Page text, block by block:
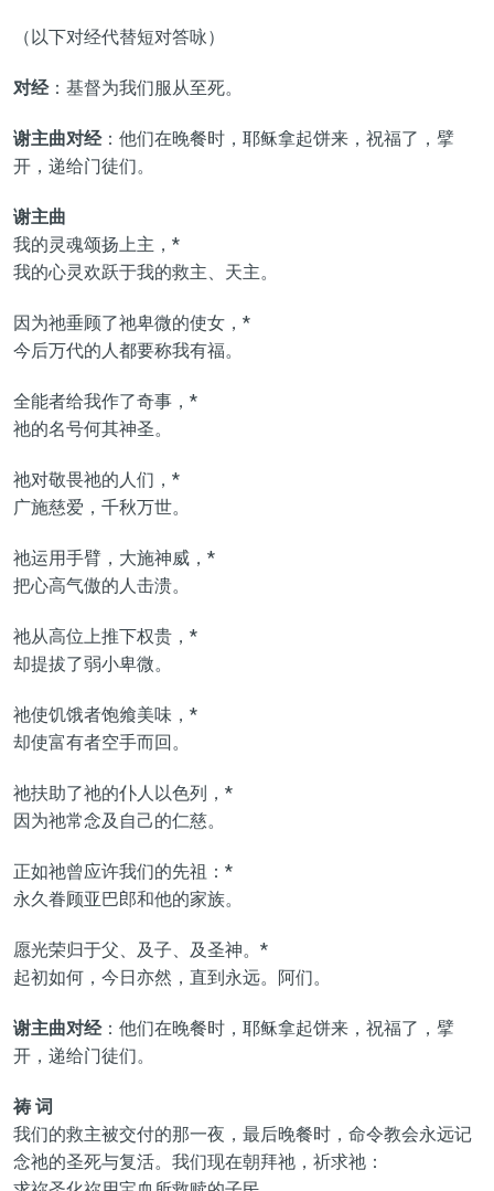
（以下对经代替短对答咏）
对经：基督为我们服从至死。
谢主曲对经：他们在晚餐时，耶稣拿起饼来，祝福了，擘
开，递给门徒们。
谢主曲
我的灵魂颂扬上主，*
我的心灵欢跃于我的救主、天主。
因为祂垂顾了祂卑微的使女，*
今后万代的人都要称我有福。
全能者给我作了奇事，*
祂的名号何其神圣。
祂对敬畏祂的人们，*
广施慈爱，千秋万世。
祂运用手臂，大施神威，*
把心高气傲的人击溃。
祂从高位上推下权贵，*
却提拔了弱小卑微。
祂使饥饿者饱飨美味，*
却使富有者空手而回。
祂扶助了祂的仆人以色列，*
因为祂常念及自己的仁慈。
正如祂曾应许我们的先祖：*
永久眷顾亚巴郎和他的家族。
愿光荣归于父、及子、及圣神。*
起初如何，今日亦然，直到永远。阿们。
谢主曲对经：他们在晚餐时，耶稣拿起饼来，祝福了，擘
开，递给门徒们。
祷 词
我们的救主被交付的那一夜，最后晚餐时，命令教会永远记
念祂的圣死与复活。我们现在朝拜祂，祈求祂：